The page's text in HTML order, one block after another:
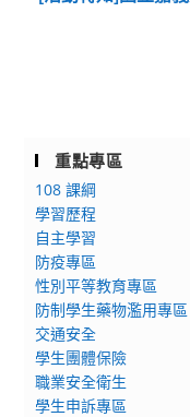
重點專區
108 課綱
學習歷程
自主學習
防疫專區
性別平等教育專區
防制學生藥物濫用專區
交通安全
學生團體保險
職業安全衛生
學生申訴專區